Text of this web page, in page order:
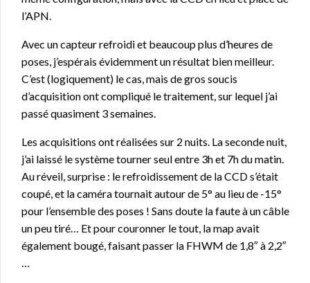
l’APN.
Avec un capteur refroidi et beaucoup plus d’heures de
poses, j’espérais évidemment un résultat bien meilleur.
C’est (logiquement) le cas, mais de gros soucis
d’acquisition ont compliqué le traitement, sur lequel j’ai
passé quasiment 3 semaines.
Les acquisitions ont réalisées sur 2 nuits. La seconde nuit,
j’ai laissé le système tourner seul entre 3h et 7h du matin.
Au réveil, surprise : le refroidissement de la CCD s’était
coupé, et la caméra tournait autour de 5° au lieu de -15°
pour l’ensemble des poses ! Sans doute la faute à un câble
un peu tiré… Et pour couronner le tout, la map avait
également bougé, faisant passer la FHWM de 1,8″ à 2,2″
…